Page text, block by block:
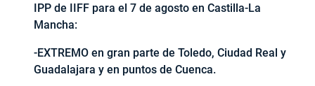
IPP de IIFF para el 7 de agosto en Castilla-La
Mancha:
-EXTREMO en gran parte de Toledo, Ciudad Real y
Guadalajara y en puntos de Cuenca.